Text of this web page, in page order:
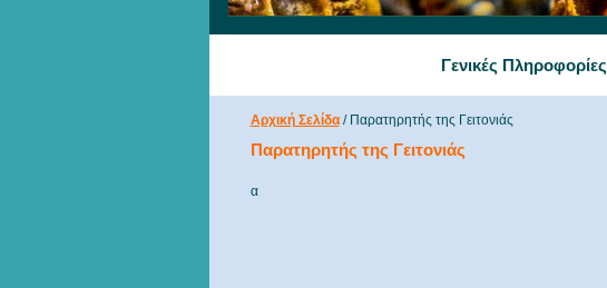
Γενικές Πληροφορίες
Αρχική Σελίδα/ Παρατηρητής της Γειτονιάς
Παρατηρητής της Γειτονιάς
α